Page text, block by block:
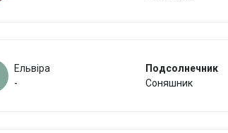
Ельвіра
-
Подсолнечник
Соняшник